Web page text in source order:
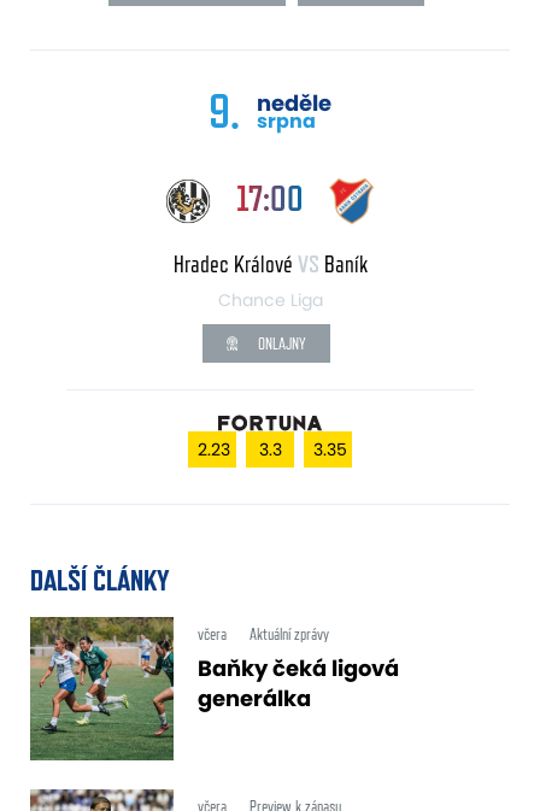
9. neděle
srpna
17:00
Hradec Králové VS Baník
Chance Liga
ONLAJNY
2.23 3.3 3.35
DALŠÍ ČLÁNKY
včera Aktuální zprávy
Baňky čeká ligová
generálka
včera Preview k zápasu